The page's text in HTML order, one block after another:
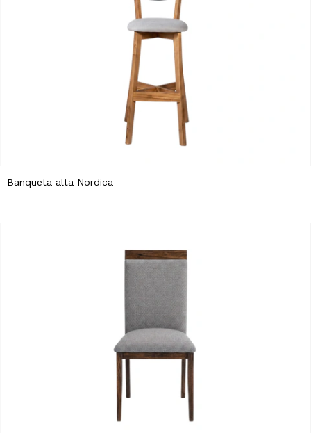
Banqueta alta Nordica